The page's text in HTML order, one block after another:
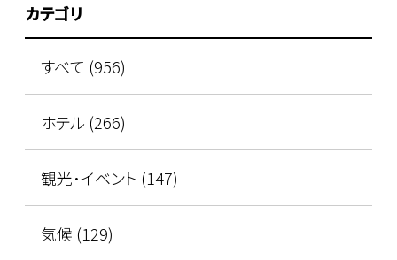
カテゴリ
すべて (956)
ホテル (266)
観光･イベント (147)
気候 (129)